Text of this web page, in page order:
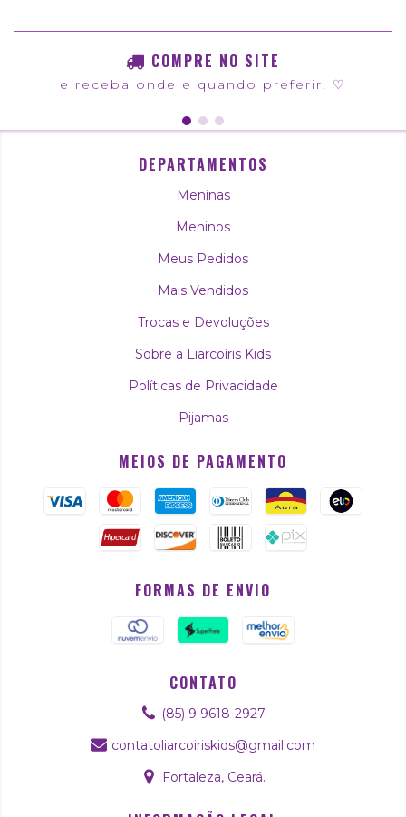
COMPRE NO SITE
e receba onde e quando preferir! ♡
DEPARTAMENTOS
Meninas
Meninos
Meus Pedidos
Mais Vendidos
Trocas e Devoluções
Sobre a Liarcoíris Kids
Políticas de Privacidade
Pijamas
MEIOS DE PAGAMENTO
FORMAS DE ENVIO
CONTATO
(85) 9 9618-2927
contatoliarcoiriskids@gmail.com
Fortaleza, Ceará.